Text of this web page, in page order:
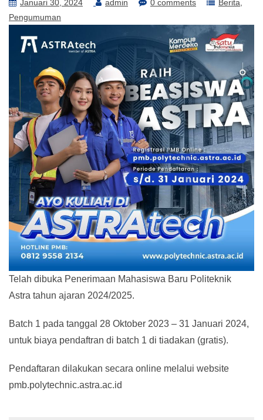
Januari 30, 2024 admin 0 comments
Berita
Pengumuman
Telah dibuka Penerimaan Mahasiswa Baru Politeknik
Astra tahun ajaran 2024/2025.
Batch 1 pada tanggal 28 Oktober 2023 – 31 Januari 2024,
untuk biaya pendaftran di batch 1 di tiadakan (gratis).
Pendaftaran dilakukan secara online melalui website
pmb.polytechnic.astra.ac.id